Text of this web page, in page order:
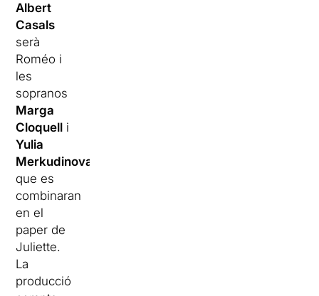
Albert
Casals
serà
Roméo i
les
sopranos
Marga
Cloquell i
Yulia
Merkudinova
que es
combinaran
en el
paper de
Juliette.
La
producció